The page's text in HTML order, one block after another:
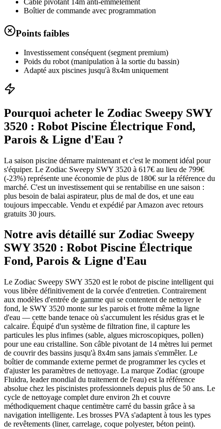
Câble pivotant 14m anti-emmêlement
Boîtier de commande avec programmation
Points faibles
Investissement conséquent (segment premium)
Poids du robot (manipulation à la sortie du bassin)
Adapté aux piscines jusqu'à 8x4m uniquement
Pourquoi acheter le Zodiac Sweepy SWY
3520 : Robot Piscine Électrique Fond,
Parois & Ligne d'Eau ?
La saison piscine démarre maintenant et c'est le moment idéal pour
s'équiper. Le Zodiac Sweepy SWY 3520 à 617€ au lieu de 799€
(-23%) représente une économie de plus de 180€ sur la référence du
marché. C'est un investissement qui se rentabilise en une saison :
plus besoin de balai aspirateur, plus de mal de dos, et une eau
toujours impeccable. Vendu et expédié par Amazon avec retours
gratuits 30 jours.
Notre avis détaillé sur Zodiac Sweepy
SWY 3520 : Robot Piscine Électrique
Fond, Parois & Ligne d'Eau
Le Zodiac Sweepy SWY 3520 est le robot de piscine intelligent qui
vous libère définitivement de la corvée d'entretien. Contrairement
aux modèles d'entrée de gamme qui se contentent de nettoyer le
fond, le SWY 3520 monte sur les parois et frotte même la ligne
d'eau — cette bande tenace où s'accumulent les résidus gras et le
calcaire. Équipé d'un système de filtration fine, il capture les
particules les plus infimes (sable, algues microscopiques, pollen)
pour une eau cristalline. Son câble pivotant de 14 mètres lui permet
de couvrir des bassins jusqu'à 8x4m sans jamais s'emmêler. Le
boîtier de commande externe permet de programmer les cycles et
d'ajuster les paramètres de nettoyage. La marque Zodiac (groupe
Fluidra, leader mondial du traitement de l'eau) est la référence
absolue chez les piscinistes professionnels depuis plus de 50 ans. Le
cycle de nettoyage complet dure environ 2h et couvre
méthodiquement chaque centimètre carré du bassin grâce à sa
navigation intelligente. Les brosses PVA s'adaptent à tous les types
de revêtements (liner, carrelage, coque polyester, béton peint).